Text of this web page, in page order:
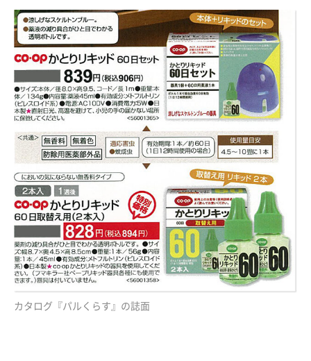
カタログ『パルくらす』の誌面